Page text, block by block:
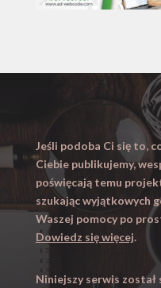
Jeśli podoba Ci się to,
Ciebie publikujemy,
poświęcają temu
szukając wyjątkowych
Waszej pomocy po
Dowiedz się więcej.
Niniejszy serwis